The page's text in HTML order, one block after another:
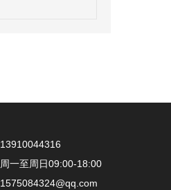
13910044316
周一至周日09:00-18:00
1575084324@qq.com